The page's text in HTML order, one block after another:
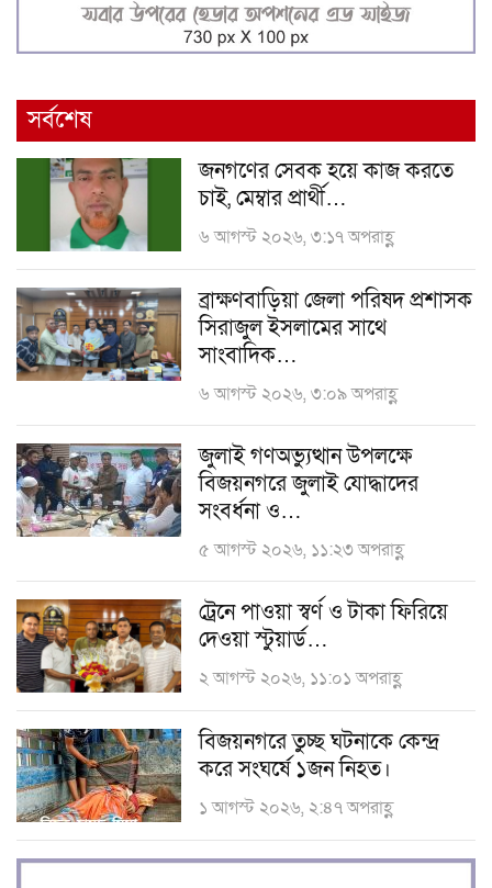
সর্বশেষ
জনগণের সেবক হয়ে কাজ করতে
চাই, মেম্বার প্রার্থী…
৬ আগস্ট ২০২৬, ৩:১৭ অপরাহ্ণ
ব্রাক্ষণবাড়িয়া জেলা পরিষদ প্রশাসক
সিরাজুল ইসলামের সাথে
সাংবাদিক…
৬ আগস্ট ২০২৬, ৩:০৯ অপরাহ্ণ
জুলাই গণঅভ্যুত্থান উপলক্ষে
বিজয়নগরে জুলাই যোদ্ধাদের
সংবর্ধনা ও…
৫ আগস্ট ২০২৬, ১১:২৩ অপরাহ্ণ
ট্রেনে পাওয়া স্বর্ণ ও টাকা ফিরিয়ে
দেওয়া স্টুয়ার্ড…
২ আগস্ট ২০২৬, ১১:০১ অপরাহ্ণ
বিজয়নগরে তুচ্ছ ঘটনাকে কেন্দ্র
করে সংঘর্ষে ১জন নিহত।
১ আগস্ট ২০২৬, ২:৪৭ অপরাহ্ণ